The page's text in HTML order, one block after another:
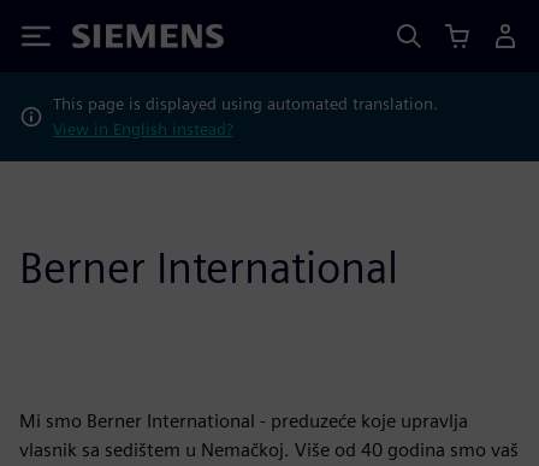
Siemens
This page is displayed using automated translation.
View in English instead?
Berner International
Mi smo Berner International - preduzeće koje upravlja
vlasnik sa sedištem u Nemačkoj. Više od 40 godina smo vaš